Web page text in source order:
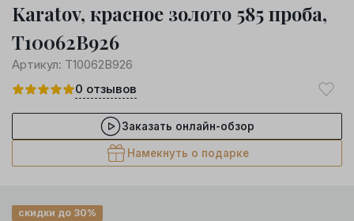
Karatov, красное золото 585 проба,
Т10062В926
Артикул: Т10062В926
0 отзывов
Заказать онлайн-обзор
Намекнуть о подарке
скидки до 30%